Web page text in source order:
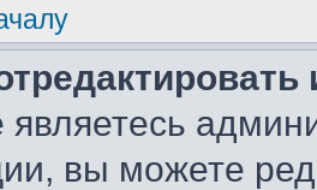
вы можете